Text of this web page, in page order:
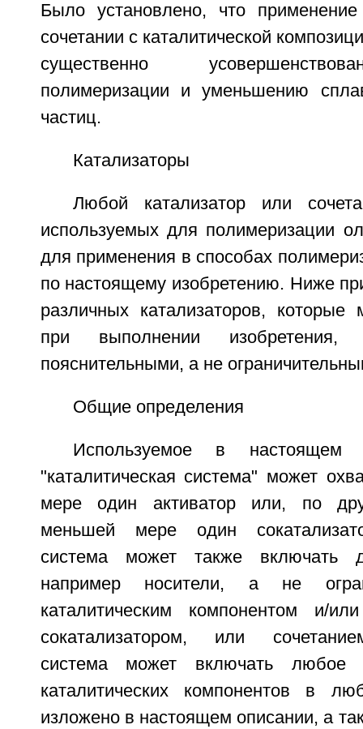
Было установлено, что
сочетании с каталитической
существенно
полимеризации и уменьшению
частиц.
Катализаторы
Любой катализатор или
используемых для полимеризации
для применения в способах
по настоящему изобретению. Ниже
различных катализаторов, которые
при выполнении изобретения,
пояснительными, а не
Общие определения
Используемое в настоящем
"каталитическая система" может
мере один активатор или, по
меньшей мере один
система может также включать
например носители, а не
каталитическим компонентом и/
сокатализатором, или
система может включать любое
каталитических компонентов в
изложено в настоящем описании, а